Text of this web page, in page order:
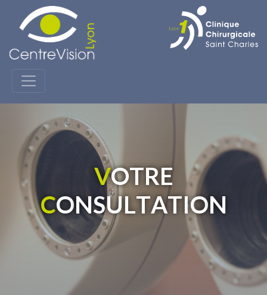
VOTRE
CONSULTATION